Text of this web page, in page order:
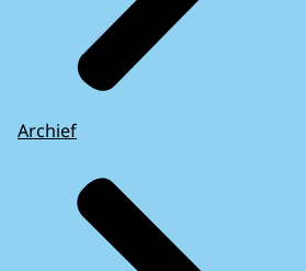
Archief